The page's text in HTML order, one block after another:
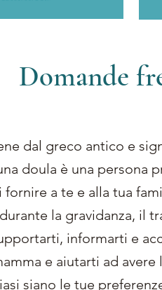
Domande
dal greco antico e
doula è una persona
a te e alla tua
la gravidanza, il
informarti e
e aiutarti ad
siano le tue